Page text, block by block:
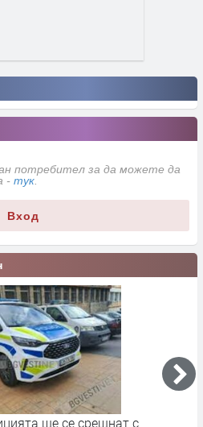
потребител за да можете да
- тук
Вход
ще се срещнат с